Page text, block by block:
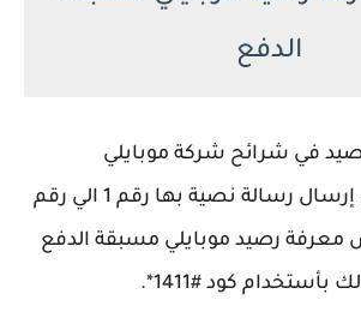
الدفع
في شرائح شركة موبايلي
المفوترة من خلال إرسال رسالة نصية بها رقم 1 الي رقم
معرفة رصيد موبايلي مسبقة الدفع
كود #1411*.